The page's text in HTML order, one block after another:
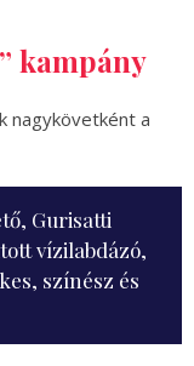
kampány
nagykövetként a
Gurisatti
vízilabdázó,
színész és